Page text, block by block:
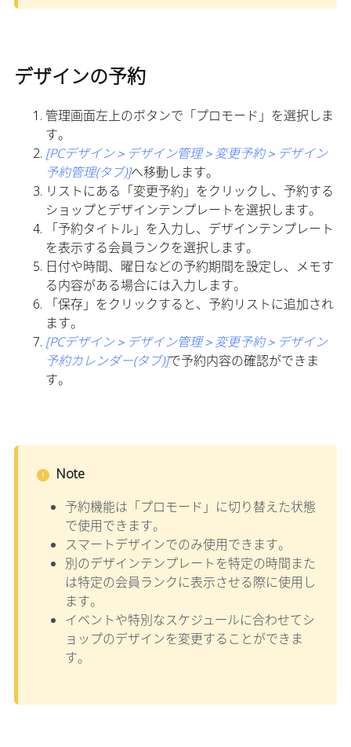
デザインの予約
管理画面左上のボタンで「プロモード」を選択しま
す。
[PCデザイン＞デザイン管理＞変更予約＞デザイン
予約管理(タブ)]へ移動します。
リストにある「変更予約」をクリックし、予約する
ショップとデザインテンプレートを選択します。
「予約タイトル」を入力し、デザインテンプレート
を表示する会員ランクを選択します。
日付や時間、曜日などの予約期間を設定し、メモす
る内容がある場合には入力します。
「保存」をクリックすると、予約リストに追加され
ます。
[PCデザイン＞デザイン管理＞変更予約＞デザイン
予約カレンダー(タブ)]で予約内容の確認ができま
す。
Note
予約機能は「プロモード」に切り替えた状態
で使用できます。
スマートデザインでのみ使用できます。
別のデザインテンプレートを特定の時間また
は特定の会員ランクに表示させる際に使用し
ます。
イベントや特別なスケジュールに合わせてシ
ョップのデザインを変更することができま
す。